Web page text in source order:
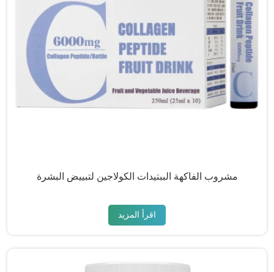
مشروب الفاكهة الببتيدات الكولاجين لتبييض البشرة
اقرأ المزيد